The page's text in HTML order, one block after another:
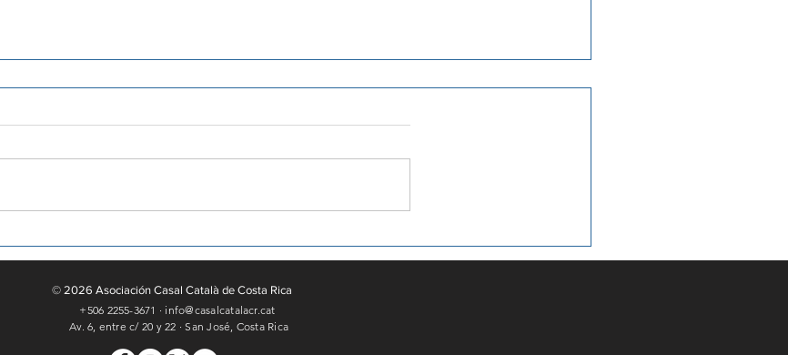
© 2026 Asociación Casal Català de Costa Rica
+506 2255-3671 · info@casalcatalacr.cat
Av. 6, entre c/ 20 y 22 ·San José, Costa Rica